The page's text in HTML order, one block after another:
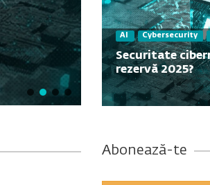
AI Cybersecurity
Securitate
rezervă 2025?
Abonează-te